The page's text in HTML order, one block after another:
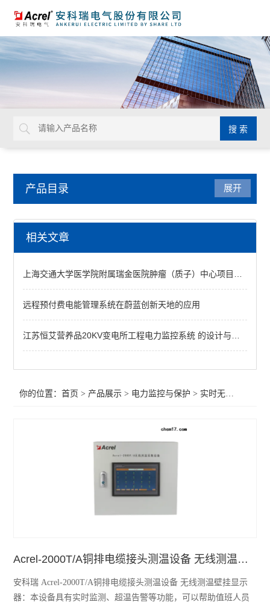
产品目录
电力监控与保护
防雷装置
频率电压紧急控制装置
备自投
剩余电流
AMC72-E4/KC智能电力仪表 电量采集
智能直流多功能电流表
无线测温装置RS485接口最多可接60个互感器
展开
相关文章
上海交通大学医学院附属瑞金医院肿瘤（质子）中心项目电力监控的设计与应用
远程预付费电能管理系统在蔚蓝创新天地的应用
江苏恒艾营养品20KV变电所工程电力监控系统 的设计与应用
你的位置：首页 > 产品展示 > 电力监控与保护 > 实时无线测温采集设备
Acrel-2000T/A铜排电缆接头测温设备 无线测温壁挂显示器
安科瑞 Acrel-2000T/A铜排电缆接头测温设备 无线测温壁挂显示
器：本设备具有实时监测、超温告警等功能，可以帮助值班人员